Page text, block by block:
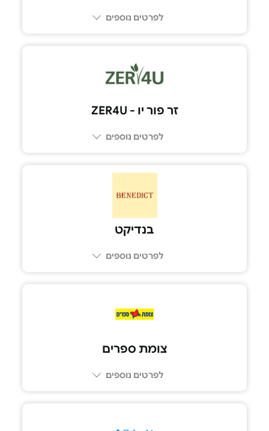
לפרטים נוספים
זר פור יו - ZER4U
לפרטים נוספים
בנדיקט
לפרטים נוספים
צומת ספרים
לפרטים נוספים